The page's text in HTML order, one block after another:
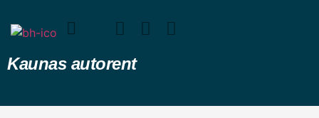
Kaunas autorent